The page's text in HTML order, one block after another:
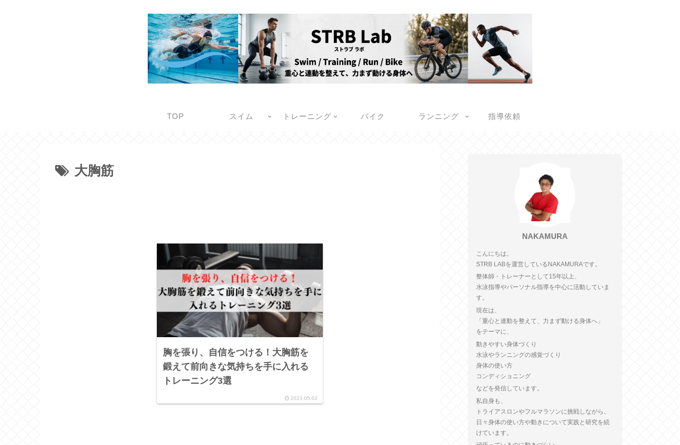
TOP スイム トレーニング バイク ランニング 指導依頼
大胸筋
胸を張り、自信をつける！大胸筋を
鍛えて前向きな気持ちを手に入れる
トレーニング3選
2023.05.02
NAKAMURA
こんにちは。
STRB LABを運営しているNAKAMURAです。
整体師・トレーナーとして15年以上、
水泳指導やパーソナル指導を中心に活動していま
す。
現在は、
「重心と連動を整えて、力まず動ける身体へ」
をテーマに、
動きやすい身体づくり
水泳やランニングの感覚づくり
身体の使い方
コンディショニング
などを発信しています。
私自身も、
トライアスロンやフルマラソンに挑戦しながら、
日々身体の使い方や動きについて実践と研究を続
けています。